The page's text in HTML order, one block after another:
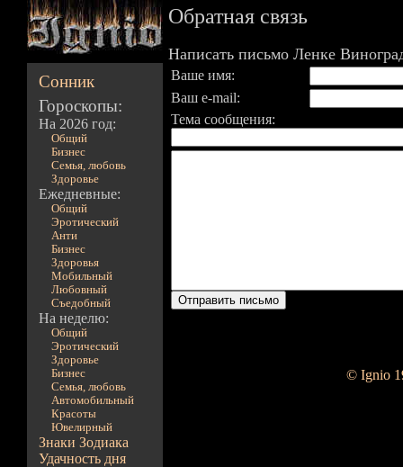
Сонник
Гороскопы:
На 2026 год:
Общий
Бизнес
Семья, любовь
Здоровье
Ежедневные:
Общий
Эротический
Анти
Бизнес
Здоровья
Мобильный
Любовный
Съедобный
На неделю:
Общий
Эротический
Здоровье
Бизнес
Семья, любовь
Автомобильный
Красоты
Ювелирный
Знаки Зодиака
Удачность дня
Обратная связь
Написать письмо Ленке
Ваше имя:
Ваш e-mail:
Тема сообщения:
© Ignio